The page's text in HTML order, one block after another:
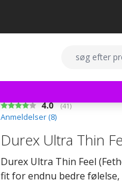
Gennemsnitlig
4.0 (stemmer:
41)
Anmeldelser (8)
Durex Ultra Thin
Durex Ultra Thin Feel
fit for endnu bedre